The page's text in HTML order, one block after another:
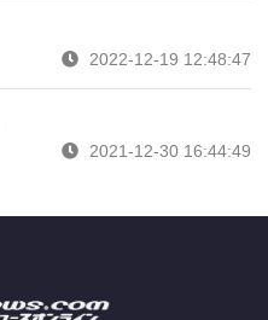
2022-12-19 12:48:47
2021-12-30 16:44:49